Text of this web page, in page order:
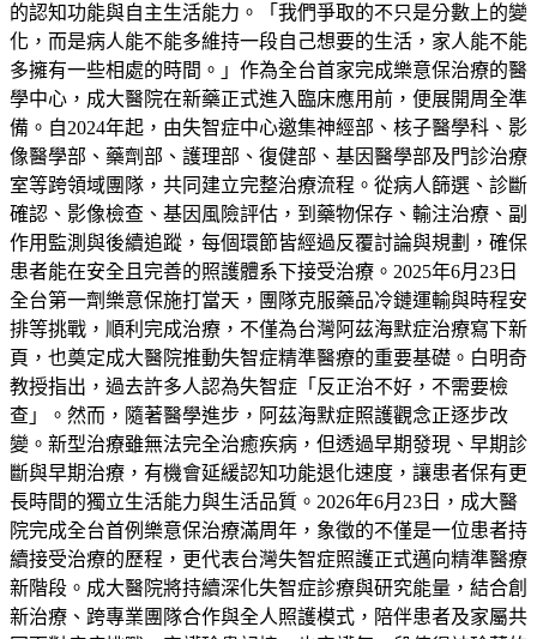
的認知功能與自主生活能力。「我們爭取的不只是分數上的變
化，而是病人能不能多維持一段自己想要的生活，家人能不能
多擁有一些相處的時間。」作為全台首家完成樂意保治療的醫
學中心，成大醫院在新藥正式進入臨床應用前，便展開周全準
備。自2024年起，由失智症中心邀集神經部、核子醫學科、影
像醫學部、藥劑部、護理部、復健部、基因醫學部及門診治療
室等跨領域團隊，共同建立完整治療流程。從病人篩選、診斷
確認、影像檢查、基因風險評估，到藥物保存、輸注治療、副
作用監測與後續追蹤，每個環節皆經過反覆討論與規劃，確保
患者能在安全且完善的照護體系下接受治療。2025年6月23日
全台第一劑樂意保施打當天，團隊克服藥品冷鏈運輸與時程安
排等挑戰，順利完成治療，不僅為台灣阿茲海默症治療寫下新
頁，也奠定成大醫院推動失智症精準醫療的重要基礎。白明奇
教授指出，過去許多人認為失智症「反正治不好，不需要檢
查」。然而，隨著醫學進步，阿茲海默症照護觀念正逐步改
變。新型治療雖無法完全治癒疾病，但透過早期發現、早期診
斷與早期治療，有機會延緩認知功能退化速度，讓患者保有更
長時間的獨立生活能力與生活品質。2026年6月23日，成大醫
院完成全台首例樂意保治療滿周年，象徵的不僅是一位患者持
續接受治療的歷程，更代表台灣失智症照護正式邁向精準醫療
新階段。成大醫院將持續深化失智症診療與研究能量，結合創
新治療、跨專業團隊合作與全人照護模式，陪伴患者及家屬共